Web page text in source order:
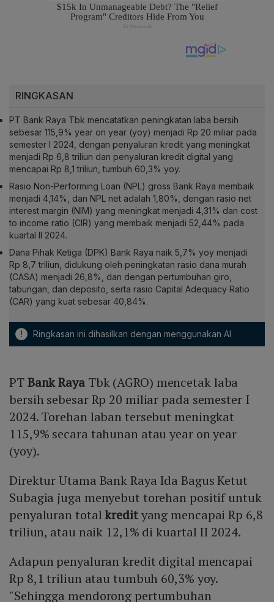
RINGKASAN
PT Bank Raya Tbk mencatatkan peningkatan laba bersih
sebesar 115,9% year on year (yoy) menjadi Rp 20 miliar pada
semester I 2024, dengan penyaluran kredit yang meningkat
menjadi Rp 6,8 triliun dan penyaluran kredit digital yang
mencapai Rp 8,1 triliun, tumbuh 60,3% yoy.
Rasio Non-Performing Loan (NPL) gross Bank Raya membaik
menjadi 4,14%, dan NPL net adalah 1,80%, dengan rasio net
interest margin (NIM) yang meningkat menjadi 4,31% dan cost
to income ratio (CIR) yang membaik menjadi 52,44% pada
kuartal II 2024.
Dana Pihak Ketiga (DPK) Bank Raya naik 5,7% yoy menjadi
Rp 8,7 triliun, didukung oleh peningkatan rasio dana murah
(CASA) menjadi 26,8%, dan dengan pertumbuhan giro,
tabungan, dan deposito, serta rasio Capital Adequacy Ratio
(CAR) yang kuat sebesar 40,84%.
! Ringkasan ini dihasilkan dengan menggunakan AI
PTBank RayaTbk (AGRO) mencetak laba
bersih sebesar Rp 20 miliar pada semester I
2024. Torehan laban tersebut meningkat
115,9% secara tahunan atau year on year
(yoy).
Direktur Utama Bank Raya Ida Bagus Ketut
Subagia juga menyebut torehan positif untuk
penyaluran totalkredityang mencapai Rp 6,8
triliun, atau naik 12,1% di kuartal II 2024.
Adapun penyaluran kredit digital mencapai
Rp 8,1 triliun atau tumbuh 60,3% yoy.
"Sehingga mendorong pertumbuhan